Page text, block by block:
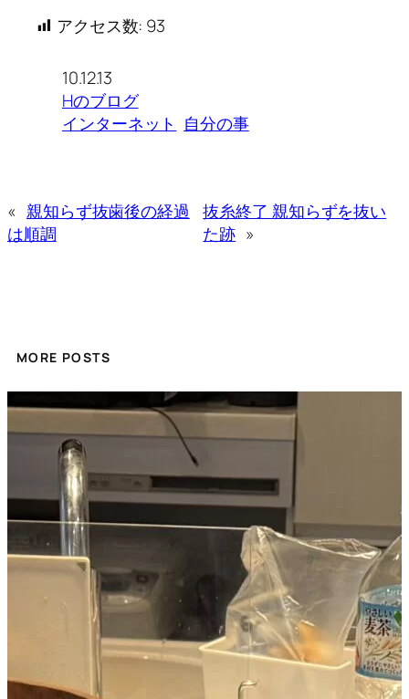
アクセス数: 93
10.12.13
Hのブログ
インターネット 自分の事
« 親知らず抜歯後の経過
は順調
抜糸終了 親知らずを抜い
た跡 »
MORE POSTS